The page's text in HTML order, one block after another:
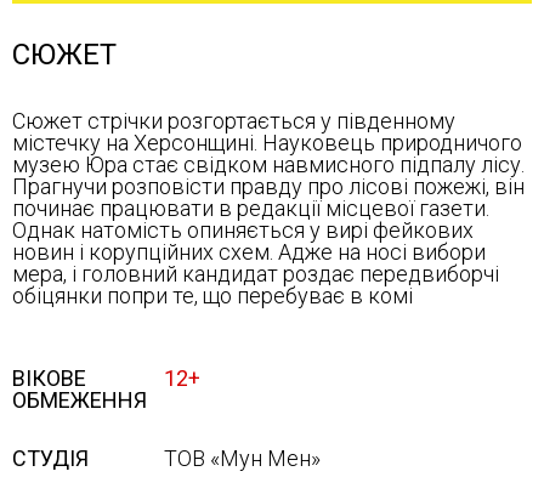
СЮЖЕТ
Сюжет стрічки розгортається у південному
містечку на Херсонщині. Науковець природничого
музею Юра стає свідком навмисного підпалу лісу.
Прагнучи розповісти правду про лісові пожежі, він
починає працювати в редакції місцевої газети.
Однак натомість опиняється у вирі фейкових
новин і корупційних схем. Адже на носі вибори
мера, і головний кандидат роздає передвиборчі
обіцянки попри те, що перебуває в комі
ВІКОВЕ
ОБМЕЖЕННЯ
12+
СТУДІЯ ТОВ «Мун Мен»